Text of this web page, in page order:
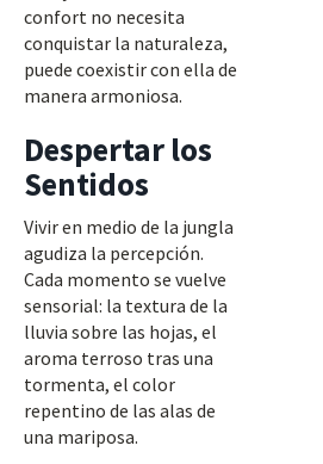
confort no necesita
conquistar la naturaleza,
puede coexistir con ella de
manera armoniosa.
Despertar los
Sentidos
Vivir en medio de la jungla
agudiza la percepción.
Cada momento se vuelve
sensorial: la textura de la
lluvia sobre las hojas, el
aroma terroso tras una
tormenta, el color
repentino de las alas de
una mariposa.